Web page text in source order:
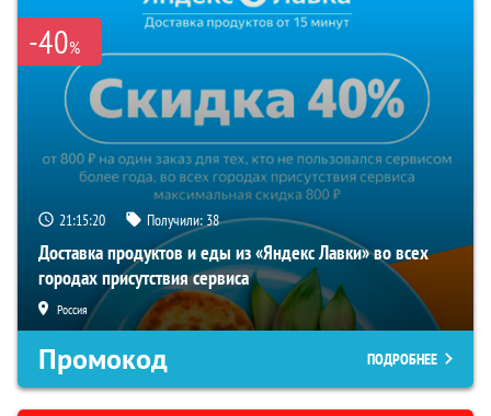
-40%
21:15:19 Получили:38
Доставка продуктов и еды из «Яндекс Лавки» во всех
городах присутствия сервиса
Россия
Промокод ПОДРОБНЕЕ